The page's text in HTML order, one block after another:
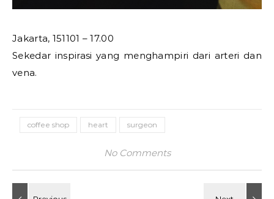
Jakarta, 151101 – 17.00
Sekedar inspirasi yang menghampiri dari arteri dan
vena.
coffee shop heart surgeon
No Comments